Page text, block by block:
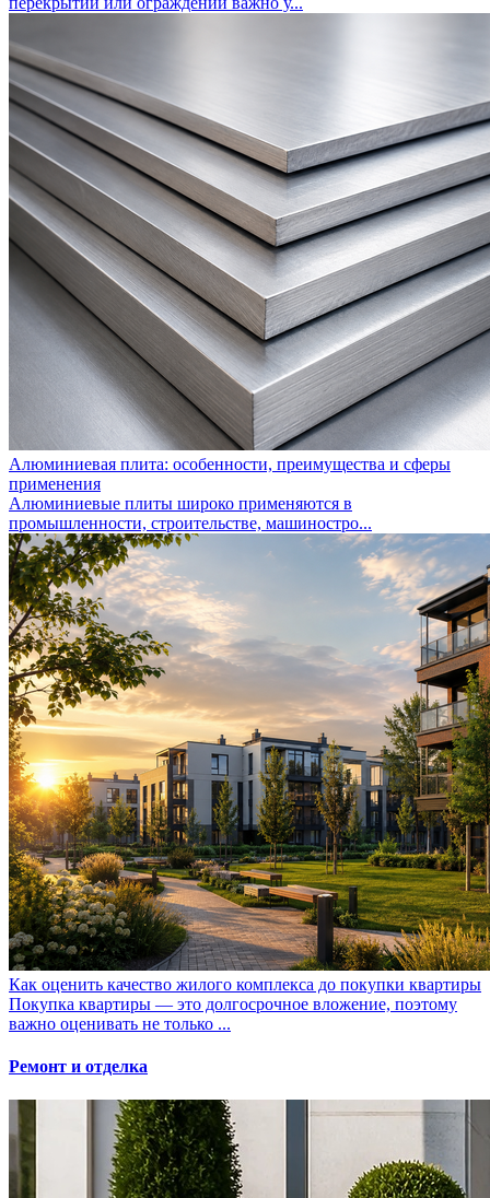
Алюминиевая плита: особенности, преимущества и сферы
применения
Алюминиевые плиты широко применяются в
промышленности, строительстве, машиностро...
Как оценить качество жилого комплекса до покупки квартиры
Покупка квартиры — это долгосрочное вложение, поэтому
важно оценивать не только ...
Ремонт и отделка